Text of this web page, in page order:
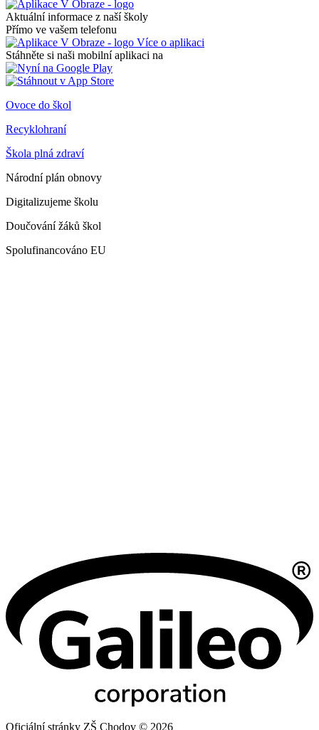
Aktuální informace z naší školy
Přímo ve vašem telefonu
Více o aplikaci
Stáhněte si naši mobilní aplikaci na
Ovoce do škol
Recyklohraní
Škola plná zdraví
Národní plán obnovy
Digitalizujeme školu
Doučování žáků škol
Spolufinancováno EU
Oficiální stránky ZŠ Chodov © 2026